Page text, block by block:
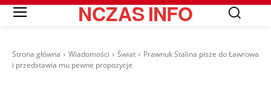
NCZASINFO
Strona główna Wiadomości Świat
Prawnuk Stalina pisze do Ławrowa
i przedstawia mu pewne propozycje